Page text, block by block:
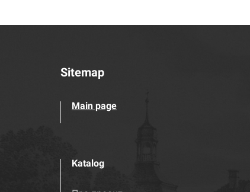
Sitemap
Main page
Katalog